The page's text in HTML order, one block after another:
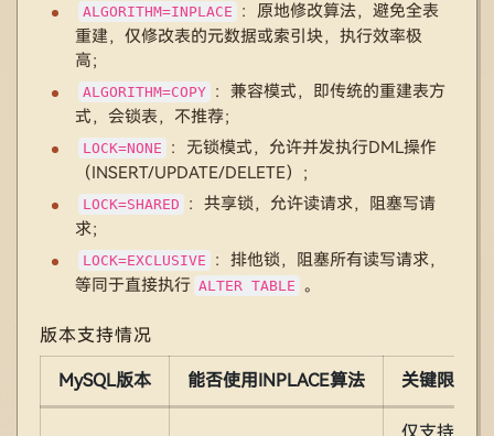
ALGORITHM=INPLACE
：原地修改算法，避免全表
重建，仅修改表的元数据或索引块，执行效率极
高；
ALGORITHM=COPY
：兼容模式，即传统的重建表方
式，会锁表，不推荐；
LOCK=NONE
：无锁模式，允许并发执行DML操作
（INSERT/UPDATE/DELETE）；
LOCK=SHARED
：共享锁，允许读请求，阻塞写请
求；
LOCK=EXCLUSIVE
：排他锁，阻塞所有读写请求，
等同于直接执行 ALTER TABLE 。
版本支持情况
MySQL版本 能否使用INPLACE算法 关键限制